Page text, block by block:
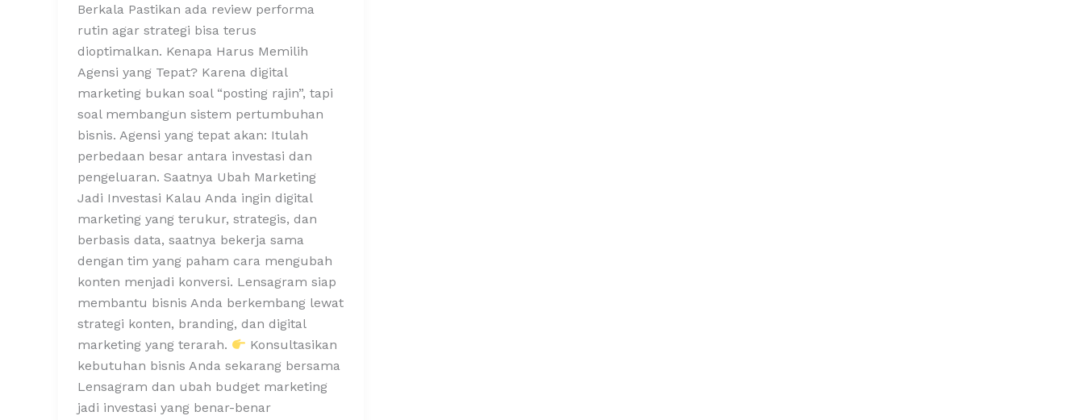
Berkala Pastikan ada review performa
rutin agar strategi bisa terus
dioptimalkan. Kenapa Harus Memilih
Agensi yang Tepat? Karena digital
marketing bukan soal “posting rajin”, tapi
soal membangun sistem pertumbuhan
bisnis. Agensi yang tepat akan: Itulah
perbedaan besar antara investasi dan
pengeluaran. Saatnya Ubah Marketing
Jadi Investasi Kalau Anda ingin digital
marketing yang terukur, strategis, dan
berbasis data, saatnya bekerja sama
dengan tim yang paham cara mengubah
konten menjadi konversi. Lensagram siap
membantu bisnis Anda berkembang lewat
strategi konten, branding, dan digital
marketing yang terarah.
Konsultasikan
kebutuhan bisnis Anda sekarang bersama
Lensagram dan ubah budget marketing
jadi investasi yang benar-benar